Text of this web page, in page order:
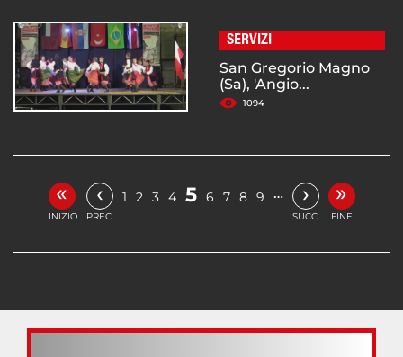
SERVIZI
San Gregorio Magno
(Sa), 'Angio...
1094
«
INIZIO
‹
PREC.
1 2 3 4 5 6 7 8 9 … ›
SUCC.
»
FINE